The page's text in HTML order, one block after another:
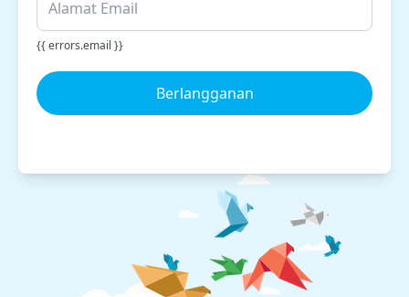
{{ errors.email }}
Berlangganan